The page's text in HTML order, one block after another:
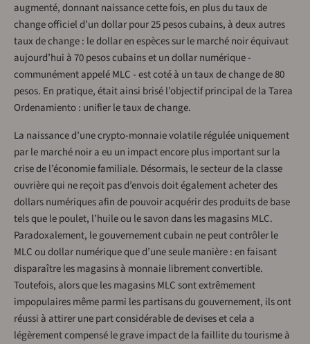
augmenté, donnant naissance cette fois, en plus du taux de
change officiel d’un dollar pour 25 pesos cubains, à deux autres
taux de change : le dollar en espèces sur le marché noir équivaut
aujourd’hui à 70 pesos cubains et un dollar numérique -
communément appelé MLC - est coté à un taux de change de 80
pesos. En pratique, était ainsi brisé l’objectif principal de la Tarea
Ordenamiento : unifier le taux de change.
La naissance d’une crypto-monnaie volatile régulée uniquement
par le marché noir a eu un impact encore plus important sur la
crise de l’économie familiale. Désormais, le secteur de la classe
ouvrière qui ne reçoit pas d’envois doit également acheter des
dollars numériques afin de pouvoir acquérir des produits de base
tels que le poulet, l’huile ou le savon dans les magasins MLC.
Paradoxalement, le gouvernement cubain ne peut contrôler le
MLC ou dollar numérique que d’une seule manière : en faisant
disparaître les magasins à monnaie librement convertible.
Toutefois, alors que les magasins MLC sont extrêmement
impopulaires même parmi les partisans du gouvernement, ils ont
réussi à attirer une part considérable de devises et cela a
légèrement compensé le grave impact de la faillite du tourisme à